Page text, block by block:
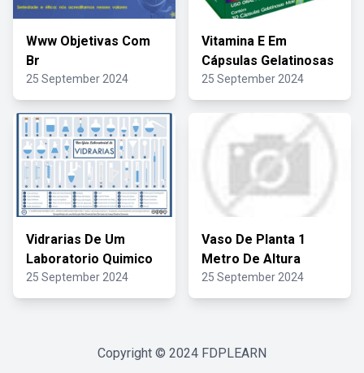
Www Objetivas Com
Br
25 September 2024
Vitamina E Em
Cápsulas Gelatinosas
25 September 2024
Vidrarias De Um
Laboratorio Quimico
25 September 2024
Vaso De Planta 1
Metro De Altura
25 September 2024
Copyright © 2024 FDPLEARN